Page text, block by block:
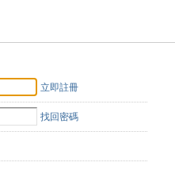
立即註冊
找回密碼